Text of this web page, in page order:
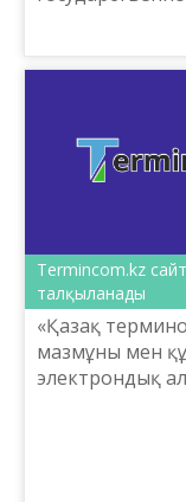
Termincom.kz
талқыланады
«Қазақ
мазмұны мен
электрондық